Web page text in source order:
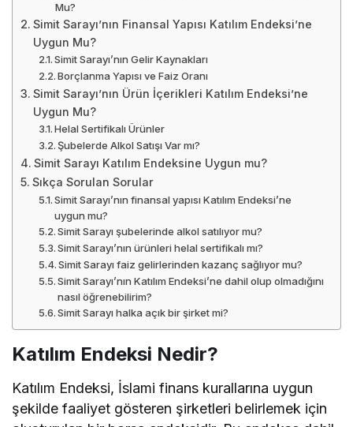
Mu?
Simit Sarayı’nın Finansal Yapısı Katılım Endeksi’ne
Uygun Mu?
Simit Sarayı’nın Gelir Kaynakları
Borçlanma Yapısı ve Faiz Oranı
Simit Sarayı’nın Ürün İçerikleri Katılım Endeksi’ne
Uygun Mu?
Helal Sertifikalı Ürünler
Şubelerde Alkol Satışı Var mı?
Simit Sarayı Katılım Endeksine Uygun mu?
Sıkça Sorulan Sorular
Simit Sarayı’nın finansal yapısı Katılım Endeksi’ne
uygun mu?
Simit Sarayı şubelerinde alkol satılıyor mu?
Simit Sarayı’nın ürünleri helal sertifikalı mı?
Simit Sarayı faiz gelirlerinden kazanç sağlıyor mu?
Simit Sarayı’nın Katılım Endeksi’ne dahil olup olmadığını
nasıl öğrenebilirim?
Simit Sarayı halka açık bir şirket mi?
Katılım Endeksi Nedir?
Katılım Endeksi, İslami finans kurallarına uygun
şekilde faaliyet gösteren şirketleri belirlemek için